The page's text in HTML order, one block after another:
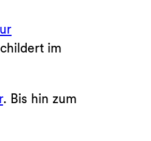
im
. Bis hin zum